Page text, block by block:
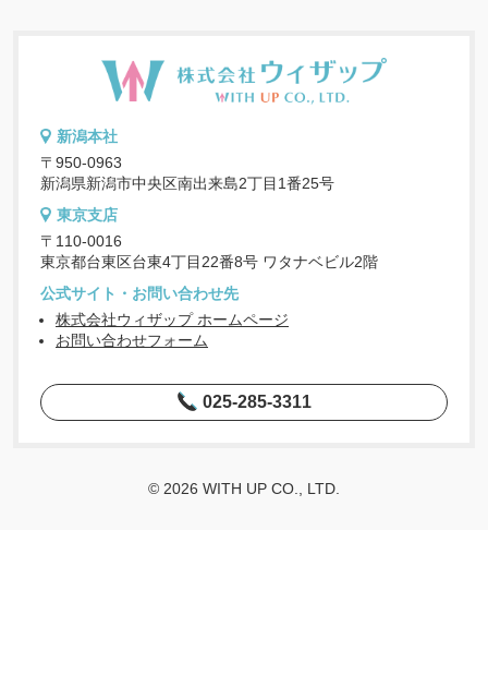
新潟本社
〒950-0963
新潟県新潟市中央区南出来島2丁目1番25号
東京支店
〒110-0016
東京都台東区台東4丁目22番8号 ワタナベビル2階
公式サイト・お問い合わせ先
株式会社ウィザップ ホームページ
お問い合わせフォーム
025-285-3311
© 2026 WITH UP CO., LTD.